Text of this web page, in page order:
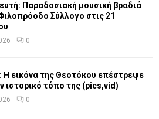
Παραδοσιακή μουσική βραδιά
Σύλλογο στις 21
0
Η εικόνα της Θεοτόκου επέστρεψε
ιστορικό τόπο της (pics,vid)
0